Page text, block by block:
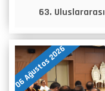
63.
06 Ağustos 2026